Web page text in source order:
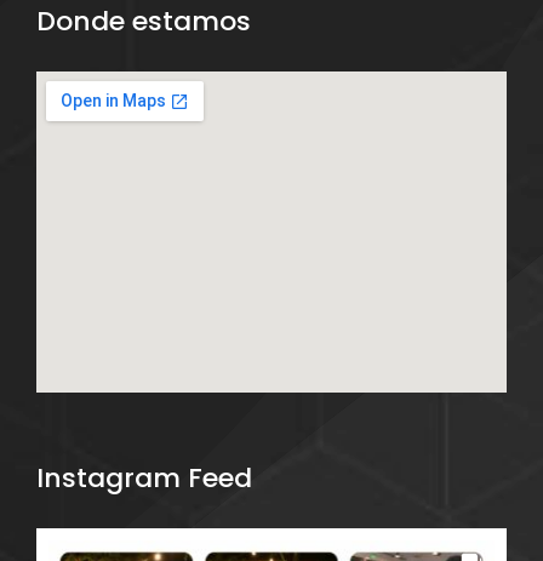
Donde estamos
Instagram Feed